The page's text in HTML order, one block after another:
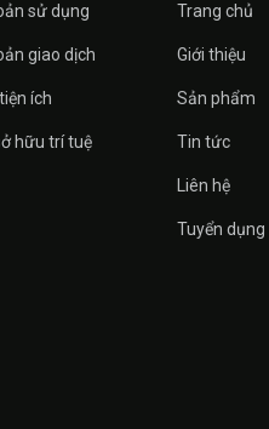
sử dụng
giao dịch
ích
hữu trí tuệ
Trang chủ
Giới thiệu
Sản phẩm
Tin tức
Liên hệ
Tuyển dụng